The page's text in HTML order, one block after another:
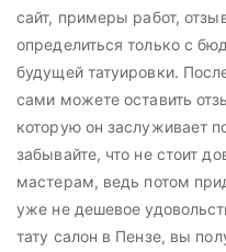
сайт, примеры работ,
определиться только с
будущей татуировки.
сами можете оставить
которую он заслуживает
забывайте, что не стоит
мастерам, ведь потом
уже не дешевое
тату салон в Пензе, вы